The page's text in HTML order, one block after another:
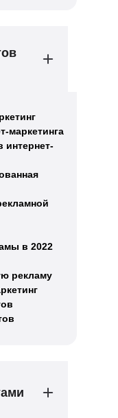
маркетинга
интернет-
в 2022
рекламу